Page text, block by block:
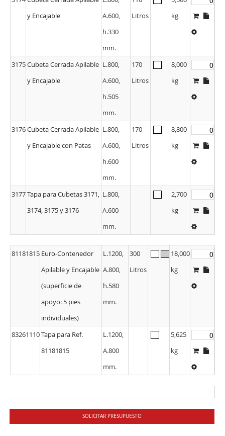
y Encajable
A.600,
h.330
mm.
Litros
kg
3175Cubeta Cerrada Apilable
y Encajable
L.800,
A.600,
h.505
mm.
170
Litros
8,000
kg
3176Cubeta Cerrada Apilable
y Encajable con Patas
L.800,
A.600,
h.600
mm.
170
Litros
8,800
kg
3177Tapa para Cubetas 3171,
3174, 3175 y 3176
L.800,
A.600
mm.
2,700
kg
81181815 Euro-Contenedor
Apilable y Encajable
(superficie de
apoyo: 5 pies
individuales)
L.1200,
A.800,
h.580
mm.
300
Litros
18,000
kg
83261110Tapa para Ref.
81181815
L.1200,
A.800
mm.
5,625
kg
SOLICITAR PRESUPUESTO